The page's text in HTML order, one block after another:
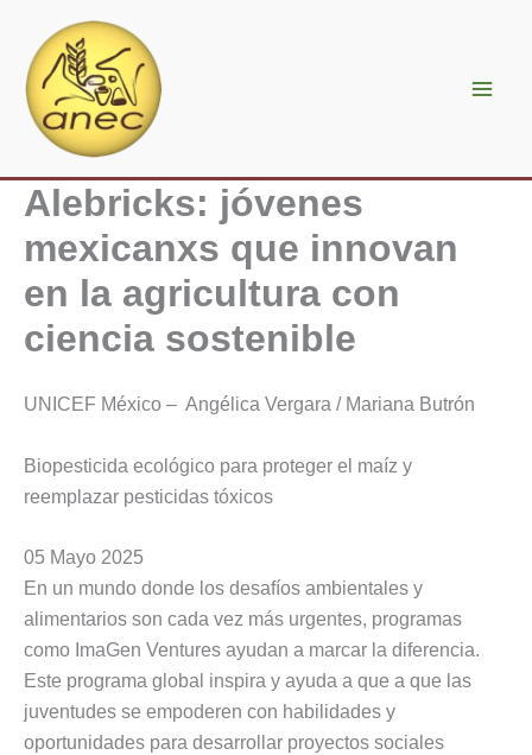
contenido
Alebricks: jóvenes
mexicanxs que innovan
en la agricultura con
ciencia sostenible
UNICEF México – Angélica Vergara / Mariana Butrón
Biopesticida ecológico para proteger el maíz y
reemplazar pesticidas tóxicos
05 Mayo 2025
En un mundo donde los desafíos ambientales y
alimentarios son cada vez más urgentes, programas
como ImaGen Ventures ayudan a marcar la diferencia.
Este programa global inspira y ayuda a que a que las
juventudes se empoderen con habilidades y
oportunidades para desarrollar proyectos sociales